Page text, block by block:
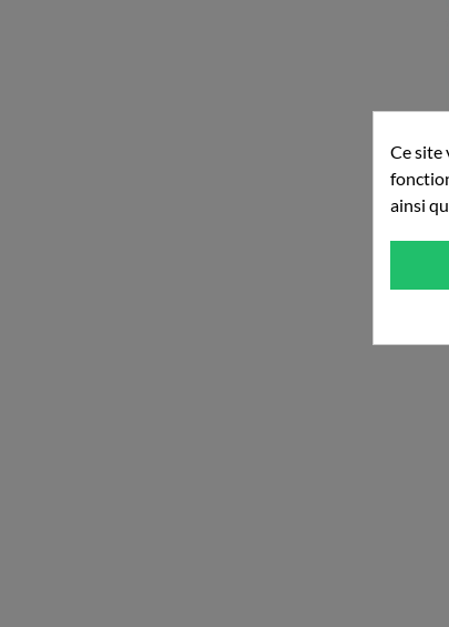
Ce site
ainsi